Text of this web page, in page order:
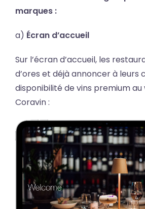
marques :
a) Écran d’accueil
Sur l’écran d’accueil, les
d’ores et déjà annoncer à leurs
disponibilité de vins premium
Coravin :